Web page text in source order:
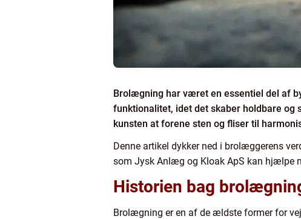
Brolægning har været en essentiel del af
funktionalitet, idet det skaber holdbare og
kunsten at forene sten og fliser til
Denne artikel dykker ned i brolæggerens
som Jysk Anlæg og Kloak ApS kan hjælpe
Historien bag
Brolægning er en af de ældste former for